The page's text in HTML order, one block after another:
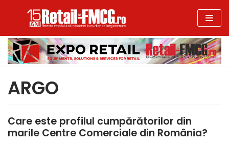
la
conținut
ARGO
Care este profilul cumpărătorilor din
marile Centre Comerciale din România?